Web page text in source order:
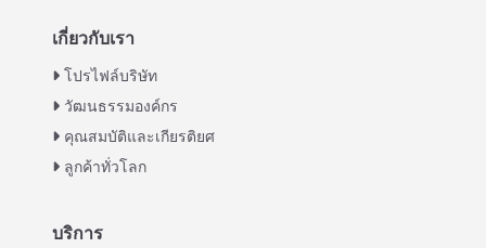
เกี่ยวกับเรา
โปรไฟล์บริษัท
วัฒนธรรมองค์กร
คุณสมบัติและเกียรติยศ
ลูกค้าทั่วโลก
บริการ